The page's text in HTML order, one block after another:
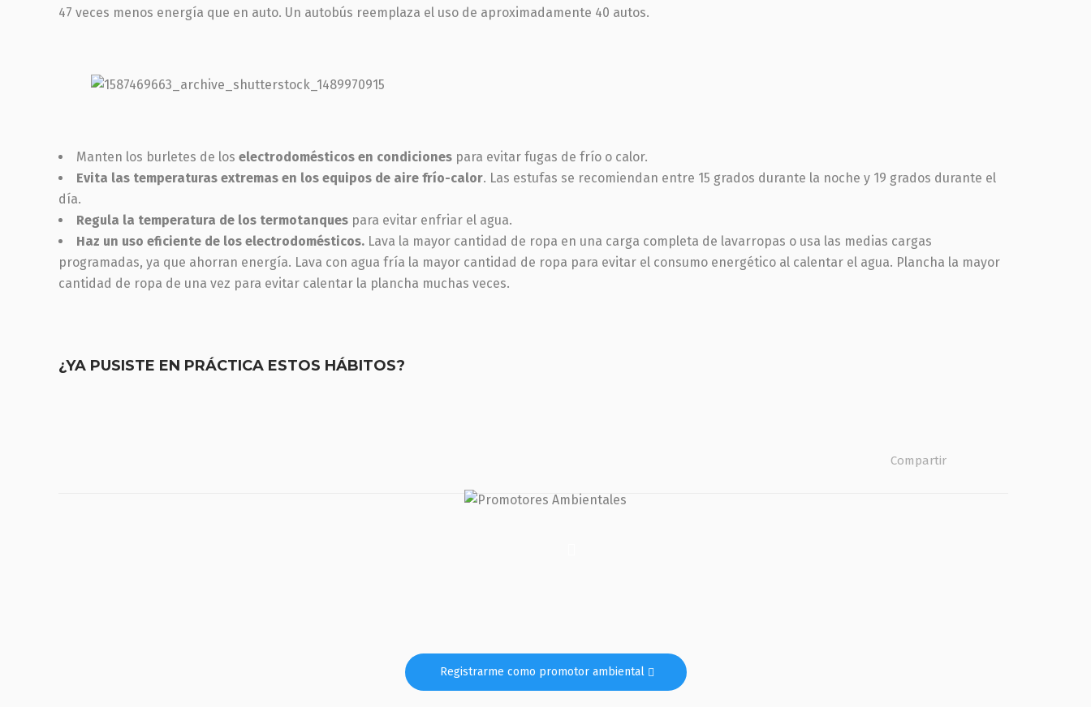
47 veces menos energía que en auto. Un autobús reemplaza el uso de aproximadamente 40 autos.
Manten los burletes de los electrodomésticos en condiciones para evitar fugas de frío o calor.
Evita las temperaturas extremas en los equipos de aire frío-calor. Las estufas se recomiendan entre 15 grados durante la noche y 19 grados durante el
día.
Regula la temperatura de los termotanques para evitar enfriar el agua.
Haz un uso eficiente de los electrodomésticos. Lava la mayor cantidad de ropa en una carga completa de lavarropas o usa las medias cargas
programadas, ya que ahorran energía. Lava con agua fría la mayor cantidad de ropa para evitar el consumo energético al calentar el agua. Plancha la mayor
cantidad de ropa de una vez para evitar calentar la plancha muchas veces.
¿YA PUSISTE EN PRÁCTICA ESTOS HÁBITOS?
Compartir
Registrarme como promotor ambiental